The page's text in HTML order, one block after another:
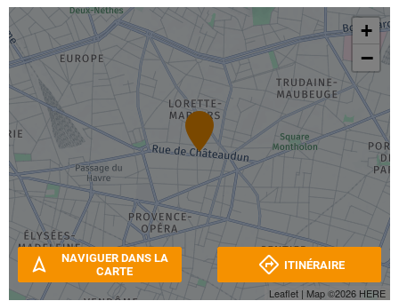
+
−
Leaflet | Map ©2026 HERE
NAVIGUER DANS LA
CARTE
ITINÉRAIRE